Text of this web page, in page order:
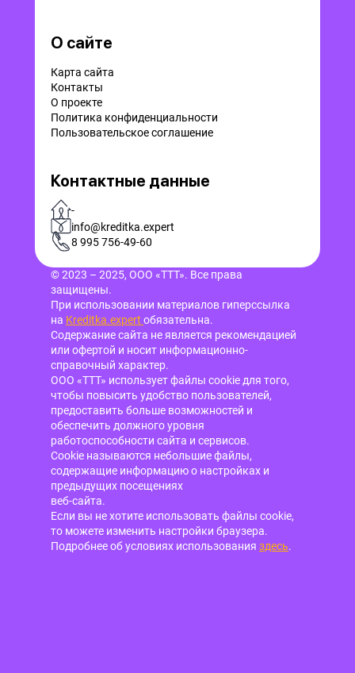
О сайте
Карта сайта
Контакты
О проекте
Политика конфиденциальности
Пользовательское соглашение
Контактные данные
-
info@kreditka.expert
8 995 756-49-60
© 2023 – 2025, ООО «ТТТ». Все права
защищены.
При использовании материалов гиперссылка
на Kreditka.expert обязательна.
Содержание сайта не является рекомендацией
или офертой и носит информационно-
справочный характер.
ООО «ТТТ» использует файлы cookie для того,
чтобы повысить удобство пользователей,
предоставить больше возможностей и
обеспечить должного уровня
работоспособности сайта и сервисов.
Cookie называются небольшие файлы,
содержащие информацию о настройках и
предыдущих посещениях
веб-сайта.
Если вы не хотите использовать файлы cookie,
то можете изменить настройки браузера.
Подробнее об условиях использования здесь.